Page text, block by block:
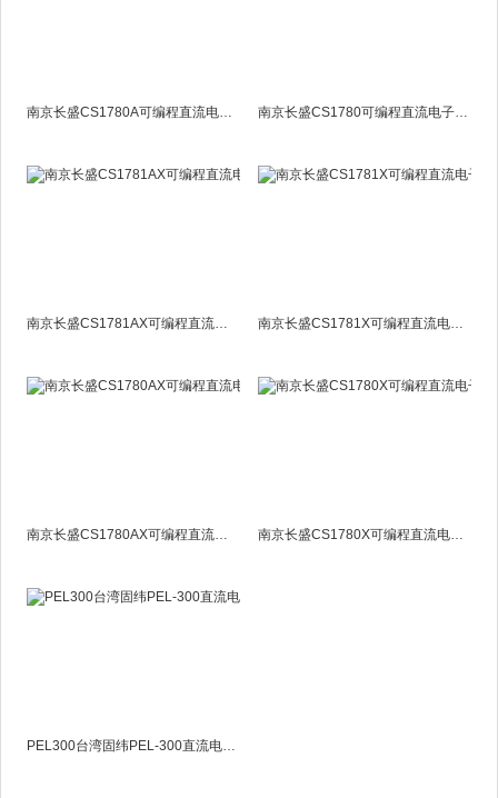
南京长盛CS1780A可编程直流电子负载 南京长盛CS1780可编程直流电子负载
南京长盛CS1781AX可编程直流电子负载 南京长盛CS1781X可编程直流电子负载
南京长盛CS1780AX可编程直流电子负载 南京长盛CS1780X可编程直流电子负载
PEL300台湾固纬PEL-300直流电子负载